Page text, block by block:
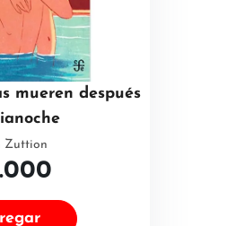
mueren después
Zuttion